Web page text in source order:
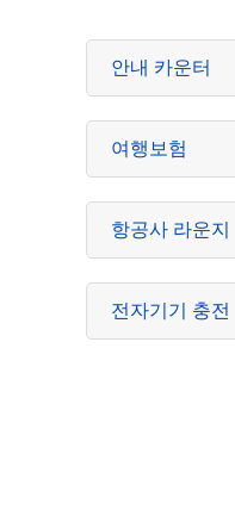
안내 카운터
여행보험
항공사 라운지
전자기기 충전